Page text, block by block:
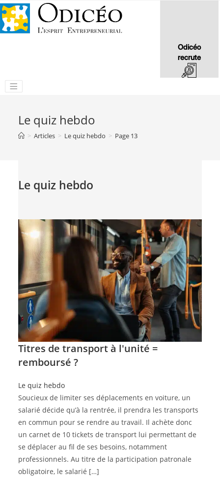
Odicéo
recrute
Le quiz hebdo
> Articles > Le quiz hebdo > Page 13
Le quiz hebdo
Titres de transport à l'unité =
remboursé ?
Le quiz hebdo
Soucieux de limiter ses déplacements en voiture, un
salarié décide qu’à la rentrée, il prendra les transports
en commun pour se rendre au travail. Il achète donc
un carnet de 10 tickets de transport lui permettant de
se déplacer au fil de ses besoins, notamment
professionnels. Au titre de la participation patronale
obligatoire, le salarié […]